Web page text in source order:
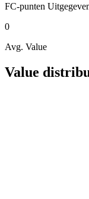
FC-punten
0
Avg. Value
Value